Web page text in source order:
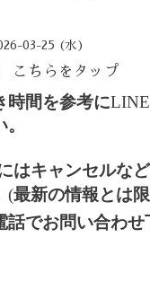
03-25 (水)
こちらをタップ
時間を参考にLINE
はキャンセルな
(最新の情報とは
話でお問い合わせ